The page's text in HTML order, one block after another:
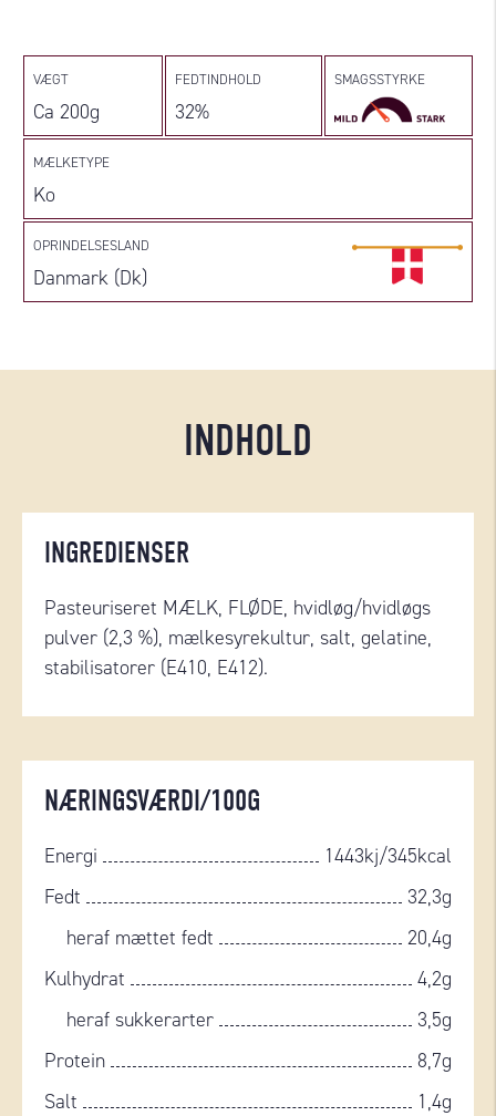
VÆGT
Ca 200g
FEDTINDHOLD
32%
SMAGSSTYRKE
MÆLKETYPE
Ko
OPRINDELSESLAND
Danmark (Dk)
INDHOLD
INGREDIENSER
Pasteuriseret MÆLK, FLØDE, hvidløg/hvidløgs
pulver (2,3 %), mælkesyrekultur, salt, gelatine,
stabilisatorer (E410, E412).
NÆRINGSVÆRDI/100G
Energi
1443kj/345kcal
Fedt
32,3g
heraf mættet fedt
20,4g
Kulhydrat
4,2g
heraf sukkerarter
3,5g
Protein
8,7g
Salt
1,4g